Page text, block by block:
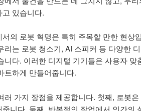
있습니다.
의 로봇 혁명은 특히 주목할 만한 현상
리는 로봇 청소기, AI 스피커 등 다양한
니다. 이러한 디지털 기기들은 사용자 맞
트하게 만들어줍니다.
러 가지 장점을 제공합니다. 첫째, 로봇
니다. 둘째, 반복적인 작업에서 인간의